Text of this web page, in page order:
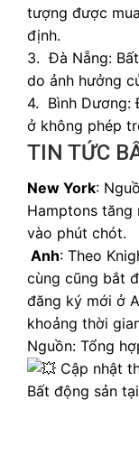
tượng được
định.
3. Đà Nẵng:
do ảnh hưởng
4. Bình
ở không phép
TIN TỨC
New York:
Hamptons tăng
vào phút chót.
Anh: Theo
cùng cũng bắt
đăng ký mới ở
khoảng thời
Nguồn: Tổng
Cập nhật
Bất động sản